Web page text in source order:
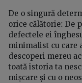
De o singură
orice călătorie: De
defectele ei
minimalist cu care
descoperi mereu
toată istoria ta
mișcare și cu o